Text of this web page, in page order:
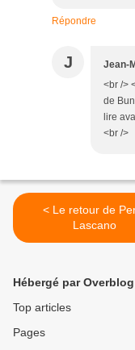
Répondre
J Jean-
<br />
de
lire
<br />
< Le retour de Perro
Lascano
Hébergé par Overblog
Top articles
Pages